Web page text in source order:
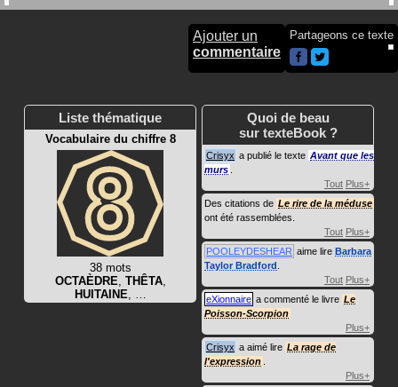
Ajouter un
commentaire
Partageons ce texte
Liste thématique
Vocabulaire du chiffre 8
38 mots
OCTAÈDRE THÊTA,
HUITAINE
Quoi de beau
sur texteBook ?
Crisyx a publié le texte Avant que les
murs
Tout Plus+
Des citations de Le rire de la méduse
ont été rassemblées.
Tout Plus+
POOLEYDESHEAR aime lire Barbara
Taylor Bradford
Tout Plus+
eXionnaire a commenté le livre Le
Poisson-Scorpion
Plus+
Crisyx a aimé lire La rage de
l'expression
Plus+